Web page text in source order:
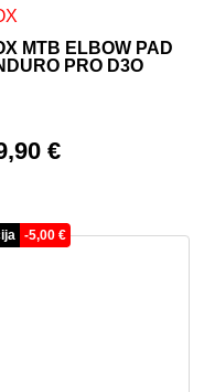
MTB ELBOW PAD
PRO D3O
€
Produkt weist
-5,00 €